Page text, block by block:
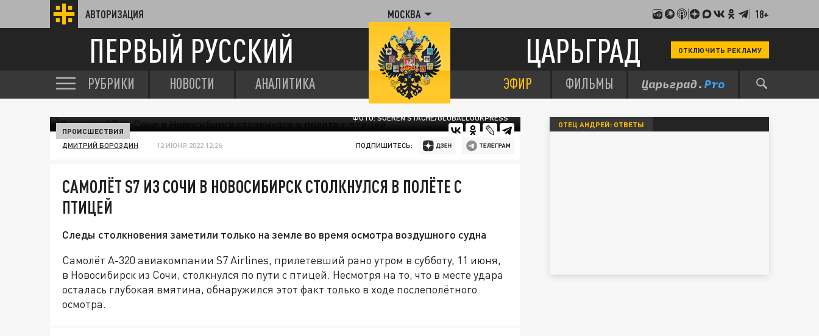
АВТОРИЗАЦИЯ МОСКВА 18+
ПЕРВЫЙ РУССКИЙ ЦАРЬГРАД ОТКЛЮЧИТЬ РЕКЛАМУ
РУБРИКИ НОВОСТИ АНАЛИТИКА ЭФИР ФИЛЬМЫ
ФОТО: SOEREN STACHE/GLOBALLOOKPRESS
ПРОИСШЕСТВИЯ
ДМИТРИЙ БОРОЗДИН 12 ИЮНЯ 2022 12:26 ПОДПИШИТЕСЬ:
САМОЛЁТ S7 ИЗ СОЧИ В НОВОСИБИРСК СТОЛКНУЛСЯ В ПОЛЁТЕ С
ПТИЦЕЙ
Следы столкновения заметили только на земле во время осмотра воздушного судна
Самолёт A-320 авиакомпании S7 Airlines, прилетевший рано утром в субботу, 11 июня,
в Новосибирск из Сочи, столкнулся по пути с птицей. Несмотря на то, что в месте удара
осталась глубокая вмятина, обнаружился этот факт только в ходе послеполётного
осмотра.
ОТЕЦ АНДРЕЙ: ОТВЕТЫ